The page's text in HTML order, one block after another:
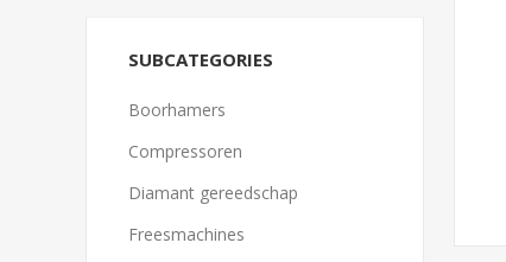
SUBCATEGORIES
Boorhamers
Compressoren
Diamant gereedschap
Freesmachines